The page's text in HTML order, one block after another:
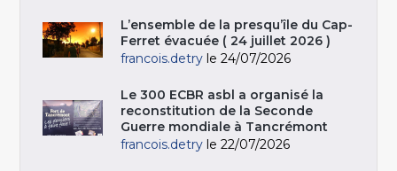
L’ensemble de la presqu’île du Cap-
Ferret évacuée ( 24 juillet 2026 )
francois.detry le 24/07/2026
Le 300 ECBR asbl a organisé la
reconstitution de la Seconde
Guerre mondiale à Tancrémont
francois.detry le 22/07/2026